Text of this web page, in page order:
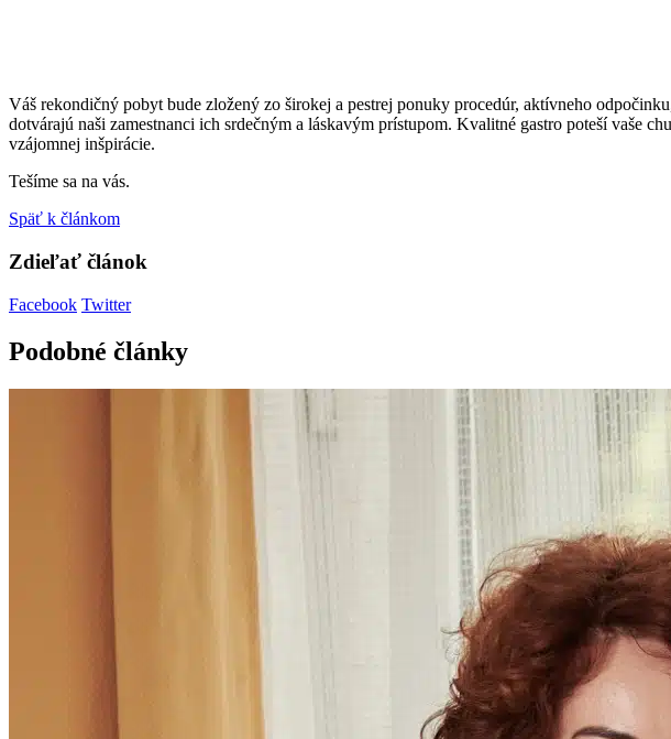
Váš rekondičný pobyt bude zložený zo širokej a pestrej ponuky procedúr, aktívneho
dotvárajú naši zamestnanci ich srdečným a láskavým prístupom. Kvalitné gastro poteší vaše
vzájomnej inšpirácie.
Tešíme sa na vás.
Späť k článkom
Zdieľať článok
Facebook Twitter
Podobné články